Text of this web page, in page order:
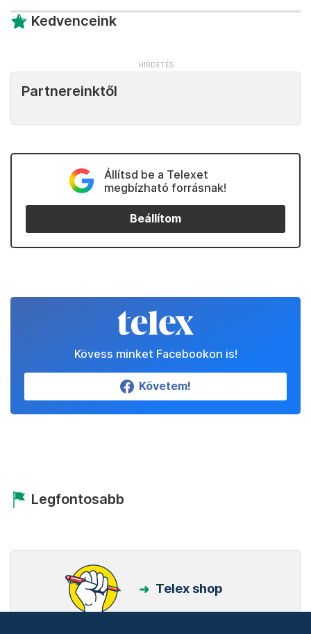
Kedvenceink
Partnereinktől
Állítsd be a Telexet
megbízható forrásnak!
Beállítom
Kövess minket Facebookon is!
Követem!
Legfontosabb
Telex shop